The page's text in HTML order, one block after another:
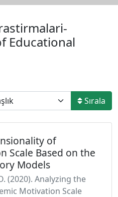
Educational
Sırala
of
Scale Based on the
Models
(2020). Analyzing the
Motivation Scale